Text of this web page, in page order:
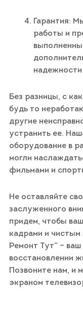
Гарантия:
работы и
Без разницы, с
будь то
другие
устранить ее.
оборудование в
могли
фильмами и
Не оставляйте
заслуженного
придем, чтобы
кадрами и чистым
Ремонт Тут” –
восстановлении
Позвоните нам, и
экраном